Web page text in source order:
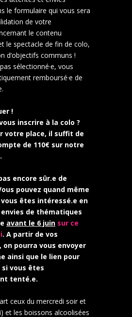
le formulaire qui vous sera
de votre
le contenu
le spectacle de fin de colo,
d’objectifs communs !
sélectionné·e, vous
remboursé·e de
!
inscrire à la colo ?
votre place, il suffit de
de 110€ sur notre
.
encore sûr.e de
pouvez quand même
êtes intéressé.e en
de thématiques
avant le 6 juin sur ce
. A partir de vos
on pourra vous envoyer
ainsi que le lien pour
vous êtes
tenté.e.
ceux du mercredi soir et
et les boissons alcoolisées